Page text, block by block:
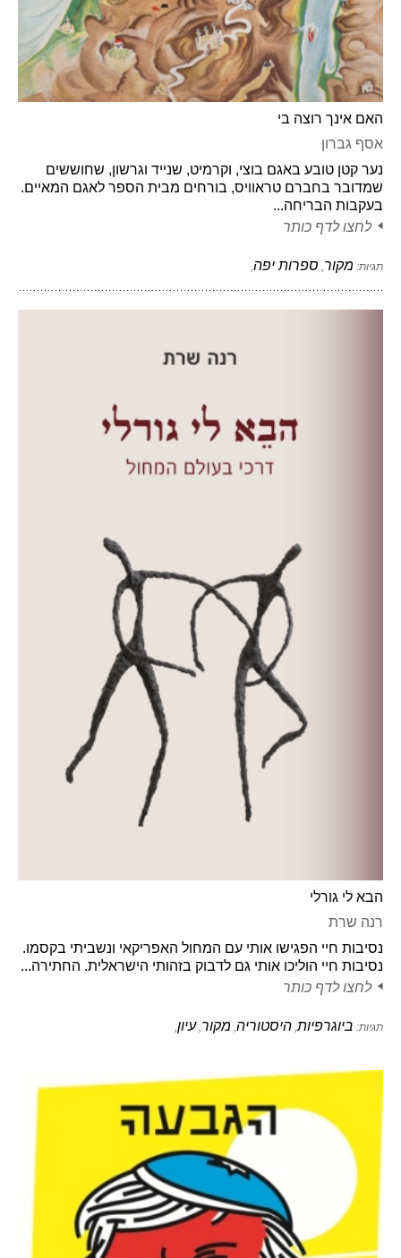
האם אינך רוצה בי
אסף גברון
נער קטן טובע באגם בוצי, וקרמיט, שנייד וגרשון, שחוששים
שמדובר בחברם טראוויס, בורחים מבית הספר לאגם המאיים.
בעקבות הבריחה...
לחצו לדף כותר
תגיות: מקור, ספרות יפה,
הבא לי גורלי
רנה שרת
נסיבות חיי הפגישו אותי עם המחול האפריקאי ונשביתי בקסמו.
נסיבות חיי הוליכו אותי גם לדבוק בזהותי הישראלית. החתירה...
לחצו לדף כותר
תגיות: ביוגרפיות, היסטוריה, מקור,עיון,